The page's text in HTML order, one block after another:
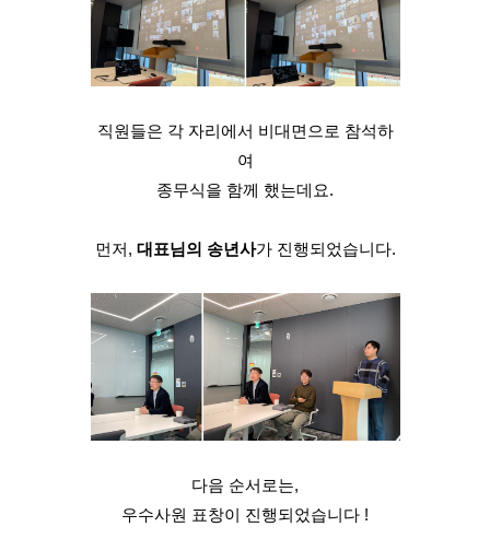
직원들은 각 자리에서 비대면으로 참석하
여
종무식을 함께 했는데요.
먼저, 대표님의 송년사가 진행되었습니다.
다음 순서로는,
우수사원 표창이 진행되었습니다 !